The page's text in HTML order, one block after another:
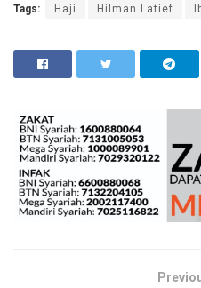
Tags: Haji Hilman Latief